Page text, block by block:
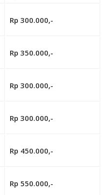
Rp 300.000,-
Rp 350.000,-
Rp 300.000,-
Rp 300.000,-
Rp 450.000,-
Rp 550.000,-